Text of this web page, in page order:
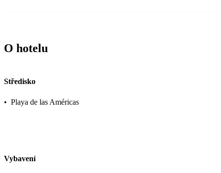
O hotelu
Středisko
• Playa de las Américas
Vybavení